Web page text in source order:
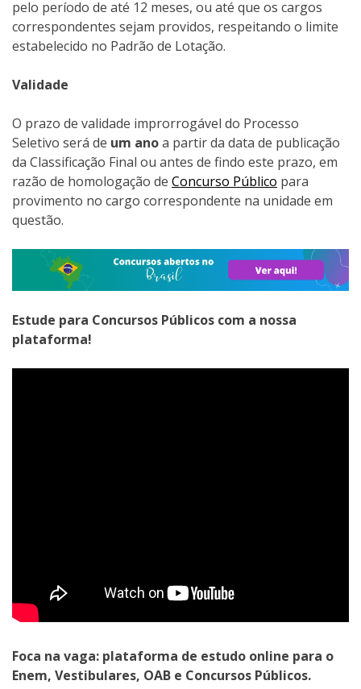
pelo período de até 12 meses, ou até que os cargos
correspondentes sejam providos, respeitando o limite
estabelecido no Padrão de Lotação.
Validade
O prazo de validade improrrogável do Processo
Seletivo será de um anoa partir da data de publicação
da Classificação Final ou antes de findo este prazo, em
razão de homologação de Concurso Público para
provimento no cargo correspondente na unidade em
questão.
Estude para Concursos Públicos com a nossa
plataforma!
Foca na vaga: plataforma de estudo online para o
Enem, Vestibulares, OAB e Concursos Públicos.